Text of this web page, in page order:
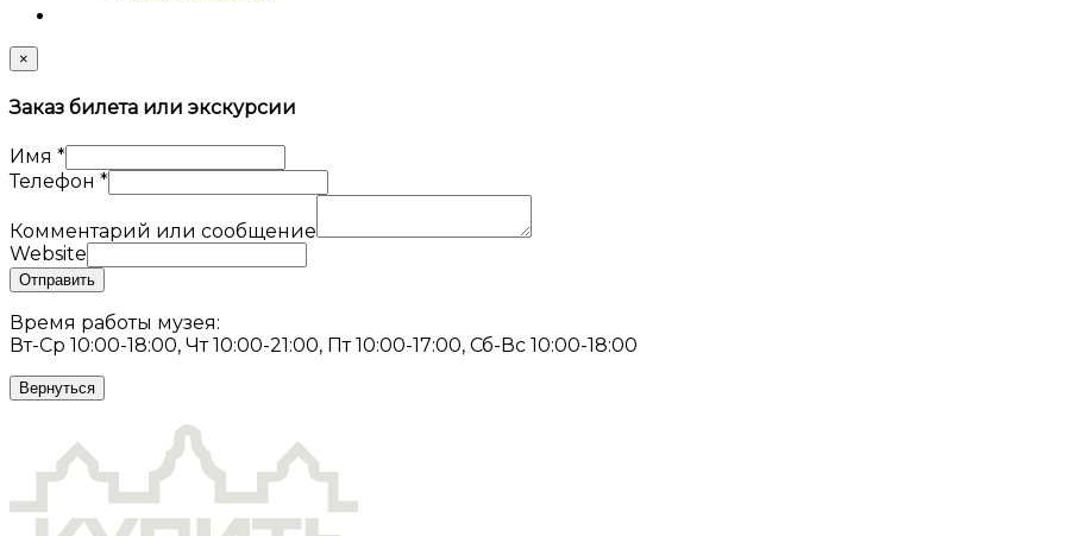
×
Заказ билета или экскурсии
Имя *
Телефон *
Комментарий или сообщение
Website
Отправить
Время работы музея:
Вт-Ср 10:00-18:00, Чт 10:00-21:00, Пт 10:00-17:00, Сб-Вс 10:00-18:00
Вернуться